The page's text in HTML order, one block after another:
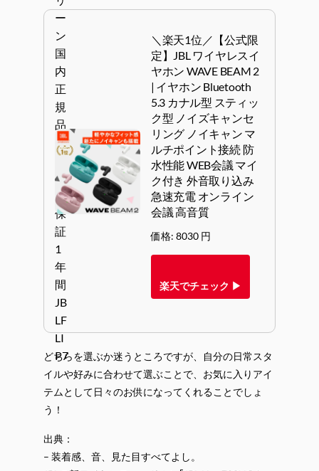
＼楽天1位／【公式限
定】JBL ワイヤレスイ
ヤホン WAVE BEAM 2
| イヤホン Bluetooth
5.3 カナル型 スティッ
ク型 ノイズキャンセ
リング ノイキャン マ
ルチポイント接続 防
水性能 WEB会議 マイ
ク付き 外音取り込み
急速充電 オンライン
会議 高音質
価格: 8030 円
楽天でチェック ▶
どちらを選ぶか迷うところですが、自分の日常スタ
イルや好みに合わせて選ぶことで、お気に入りアイ
テムとして日々のお供になってくれることでしょ
う！
出典：
– 装着感、音、見た目すべてよし。